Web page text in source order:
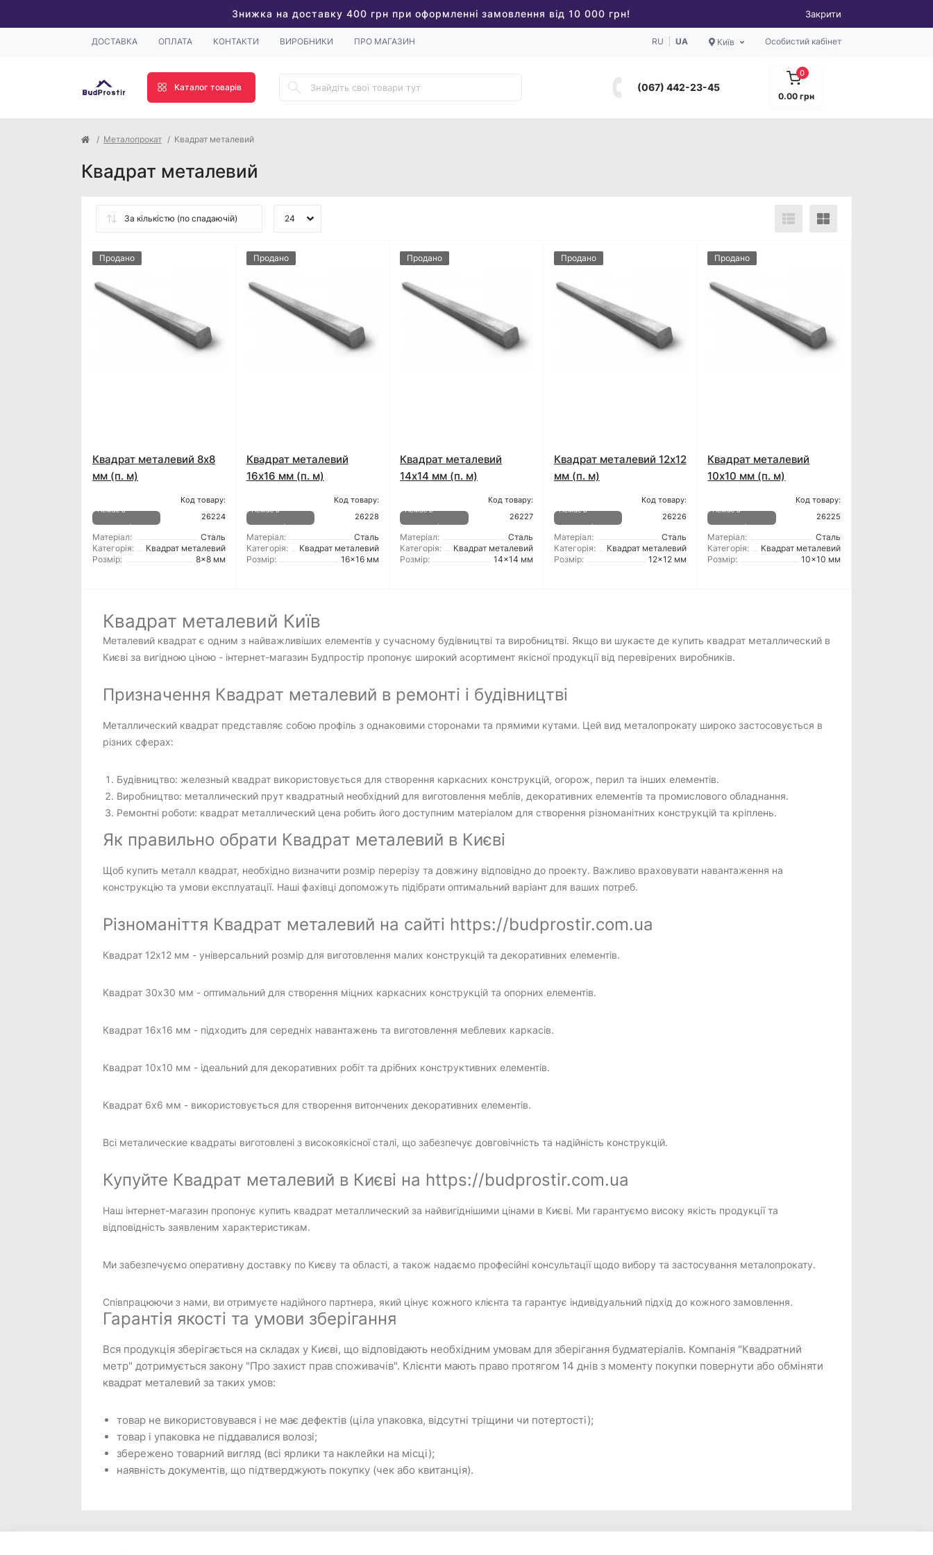
Знижка на доставку 400 грн при оформленні замовлення від 10 000 грн! Закрити
ДОСТАВКА ОПЛАТА КОНТАКТИ ВИРОБНИКИ ПРО МАГАЗИН RU UA Київ Особистий кабінет
Каталог товарів (067) 442-23-45
0
0.00 грн
Металопрокат Квадрат металевий
Квадрат металевий
Продано
Квадрат металевий 8x8
мм (п. м)
Немає в
наявності
Код товару:
26224
Матеріал:
Сталь
Категорія:
Квадрат металевий
Розмір:
8x8 мм
Продано
Квадрат металевий
16x16 мм (п. м)
Немає в
наявності
Код товару:
26228
Матеріал:
Сталь
Категорія:
Квадрат металевий
Розмір:
16x16 мм
Продано
Квадрат металевий
14x14 мм (п. м)
Немає в
наявності
Код товару:
26227
Матеріал:
Сталь
Категорія:
Квадрат металевий
Розмір:
14x14 мм
Продано
Квадрат металевий 12x12
мм (п. м)
Немає в
наявності
Код товару:
26226
Матеріал:
Сталь
Категорія:
Квадрат металевий
Розмір:
12x12 мм
Продано
Квадрат металевий
10x10 мм (п. м)
Немає в
наявності
Код товару:
26225
Матеріал:
Сталь
Категорія:
Квадрат металевий
Розмір:
10x10 мм
Квадрат металевий Київ
Металевий квадрат є одним з найважливіших елементів у сучасному будівництві та виробництві. Якщо ви шукаєте де купить квадрат металлический в
Києві за вигідною ціною - інтернет-магазин Будпростір пропонує широкий асортимент якісної продукції від перевірених виробників.
Призначення Квадрат металевий в ремонті і будівництві
Металлический квадрат представляє собою профіль з однаковими сторонами та прямими кутами. Цей вид металопрокату широко застосовується в
різних сферах:
Будівництво: железный квадрат використовується для створення каркасних конструкцій, огорож, перил та інших елементів.
Виробництво: металлический прут квадратный необхідний для виготовлення меблів, декоративних елементів та промислового обладнання.
Ремонтні роботи: квадрат металлический цена робить його доступним матеріалом для створення різноманітних конструкцій та кріплень.
Як правильно обрати Квадрат металевий в Києві
Щоб купить металл квадрат, необхідно визначити розмір перерізу та довжину відповідно до проекту. Важливо враховувати навантаження на
конструкцію та умови експлуатації. Наші фахівці допоможуть підібрати оптимальний варіант для ваших потреб.
Різноманіття Квадрат металевий на сайті https://budprostir.com.ua
Квадрат 12x12 мм - універсальний розмір для виготовлення малих конструкцій та декоративних елементів.
Квадрат 30x30 мм - оптимальний для створення міцних каркасних конструкцій та опорних елементів.
Квадрат 16x16 мм - підходить для середніх навантажень та виготовлення меблевих каркасів.
Квадрат 10x10 мм - ідеальний для декоративних робіт та дрібних конструктивних елементів.
Квадрат 6x6 мм - використовується для створення витончених декоративних елементів.
Всі металические квадраты виготовлені з високоякісної сталі, що забезпечує довговічність та надійність конструкцій.
Купуйте Квадрат металевий в Києві на https://budprostir.com.ua
Наш інтернет-магазин пропонує купить квадрат металлический за найвигіднішими цінами в Києві. Ми гарантуємо високу якість продукції та
відповідність заявленим характеристикам.
Ми забезпечуємо оперативну доставку по Києву та області, а також надаємо професійні консультації щодо вибору та застосування металопрокату.
Співпрацюючи з нами, ви отримуєте надійного партнера, який цінує кожного клієнта та гарантує індивідуальний підхід до кожного замовлення.
Гарантія якості та умови зберігання
Вся продукція зберігається на складах у Києві, що відповідають необхідним умовам для зберігання будматеріалів. Компанія "Квадратний
метр" дотримується закону "Про захист прав споживачів". Клієнти мають право протягом 14 днів з моменту покупки повернути або обміняти
квадрат металевий за таких умов:
товар не використовувався і не має дефектів (ціла упаковка, відсутні тріщини чи потертості);
товар і упаковка не піддавалися волозі;
збережено товарний вигляд (всі ярлики та наклейки на місці);
наявність документів, що підтверджують покупку (чек або квитанція).